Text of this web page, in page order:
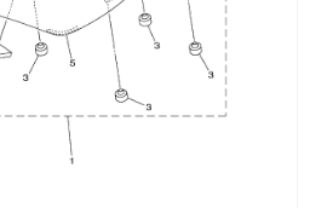
система
система